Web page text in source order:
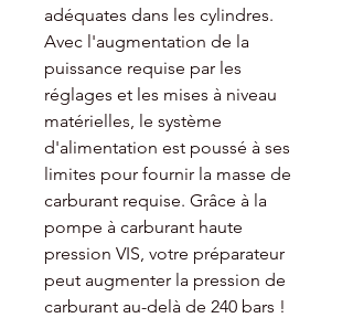
adéquates dans les cylindres.
Avec l'augmentation de la
puissance requise par les
réglages et les mises à niveau
matérielles, le système
d'alimentation est poussé à ses
limites pour fournir la masse de
carburant requise. Grâce à la
pompe à carburant haute
pression VIS, votre préparateur
peut augmenter la pression de
carburant au-delà de 240 bars !